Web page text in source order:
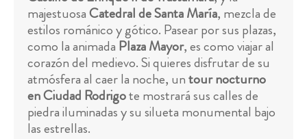
majestuosaCatedral de Santa María, mezcla de
estilos románico y gótico. Pasear por sus plazas,
como la animada Plaza Mayor, es como viajar al
corazón del medievo. Si quieres disfrutar de su
atmósfera al caer la noche, untour nocturno
en Ciudad Rodrigote mostrará sus calles de
piedra iluminadas y su silueta monumental bajo
las estrellas.